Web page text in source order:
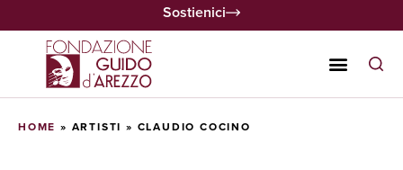
Sostienici
HOME » ARTISTI » CLAUDIO COCINO